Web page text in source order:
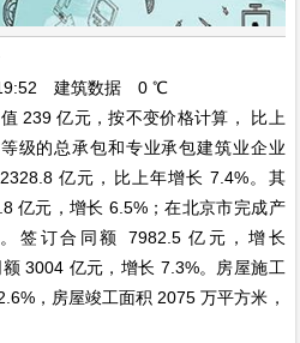
建筑数据 0 ℃
239 亿元，按不变价格计算， 比上
级的总承包和专业承包建筑业企业
亿元，比上年增长 7.4%。其
亿元，增长 6.5%；在北京市完成产
签订合同额 7982.5 亿元，增长
3004 亿元，增长 7.3%。房屋施工
，房屋竣工面积 2075 万平方米，